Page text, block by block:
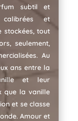
subtil et
et
stockées, tout
seulement,
Au
ans entre la
et leur
que la vanille
et se classe
Amour et